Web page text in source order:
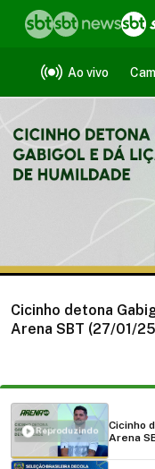
Ao vivo
Vídeos
Cicinho detona
Arena SBT (27/01/
Reproduzindo
Cicinho
Arena